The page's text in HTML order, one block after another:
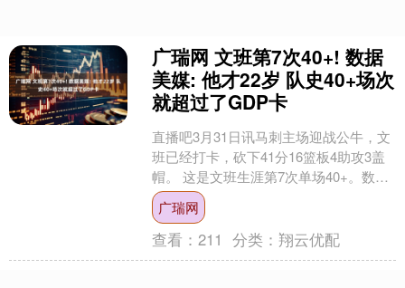
广瑞网 文班第7次40+! 数据
美媒: 他才22岁 队史40+场次
就超过了GDP卡
直播吧3月31日讯马刺主场迎战公牛，文
班已经打卡，砍下41分16篮板4助攻3盖
帽。 这是文班生涯第7次单场40+。数据
美媒则写道：“22岁的文班在马刺队史
40+....
广瑞网
查看：211 分类：翔云优配